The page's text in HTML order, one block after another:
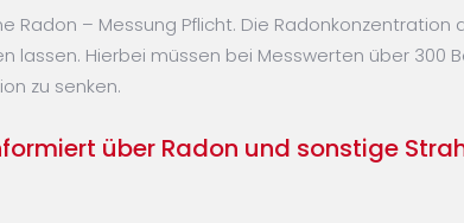
– Messung Pflicht. Die Radonkonzentration
Hierbei müssen bei Messwerten über 300
zu senken.
über Radon und sonstige